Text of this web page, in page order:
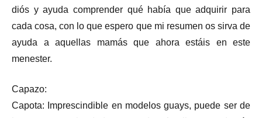
diós y ayuda comprender qué había que adquirir para
cada cosa, con lo que espero que mi resumen os sirva de
ayuda a aquellas mamás que ahora estáis en este
menester.
Capazo:
Capota: Imprescindible en modelos guays, puede ser de